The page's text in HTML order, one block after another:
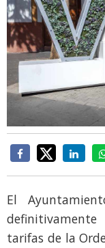
El
tarifas de la